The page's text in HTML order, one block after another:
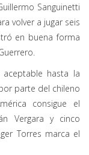
Sanguinetti
volver a jugar seis
en buena forma
hasta la
parte del chileno
consigue el
Vergara y cinco
Torres marca el